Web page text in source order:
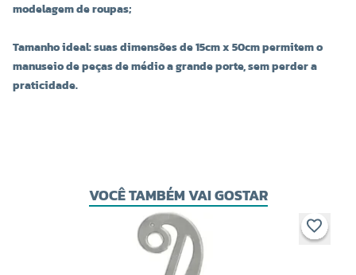
modelagem de roupas;
Tamanho ideal: suas dimensões de 15cm x 50cm permitem o
manuseio de peças de médio a grande porte, sem perder a
praticidade.
VOCÊ TAMBÉM VAI GOSTAR